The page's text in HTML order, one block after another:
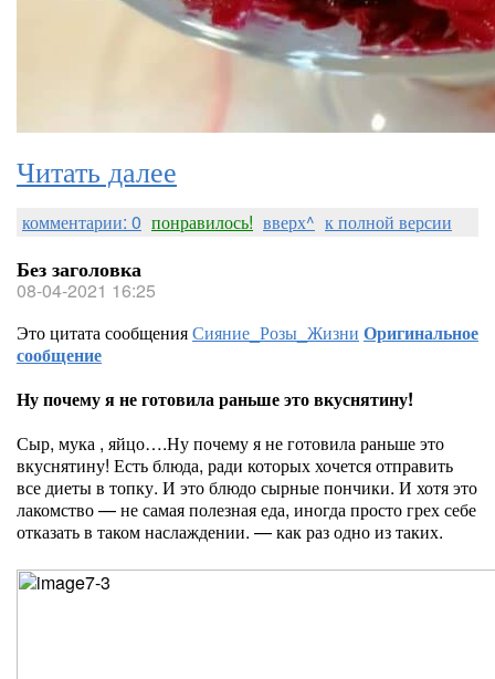
Читать далее
комментарии: 0 понравилось! вверх^ к полной версии
Без заголовка
08-04-2021 16:25
Это цитата сообщенияСияние_Розы_Жизни Оригинальное
сообщение
Ну почему я не готовила раньше это вкуснятину!
Сыр, мука , яйцо….Ну почему я не готовила раньше это
вкуснятину! Есть блюда, ради которых хочется отправить
все диеты в топку. И это блюдо сырные пончики. И хотя это
лакомство — не самая полезная еда, иногда просто грех себе
отказать в таком наслаждении. — как раз одно из таких.